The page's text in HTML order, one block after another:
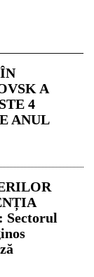
A
4
ANUL
Sectorul